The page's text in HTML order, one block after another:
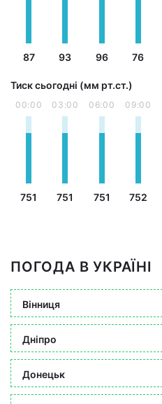
87 93 96 76
Тиск сьогодні (мм рт.ст.)
00:00
751
03:00
751
06:00
751
09:00
752
ПОГОДА В УКРАЇНІ
Вінниця
Дніпро
Донецьк